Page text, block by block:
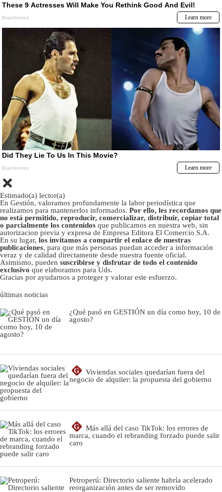
Estimado(a) lector(a)
En Gestión, valoramos profundamente la labor periodística que
realizamos para mantenerlos informados. Por ello, les recordamos que
no está permitido, reproducir, comercializar, distribuir, copiar total
o parcialmente los contenidos que publicamos en nuestra web, sin
autorizacion previa y expresa de Empresa Editora El Comercio S.A.
En su lugar, los invitamos a compartir el enlace de nuestras
publicaciones, para que más personas puedan acceder a información
veraz y de calidad directamente desde nuestra fuente oficial.
Asimismo, pueden suscribirse y disfrutar de todo el contenido
exclusivo que elaboramos para Uds.
Gracias por ayudarnos a proteger y valorar este esfuerzo.
últimas noticias
¿Qué pasó en GESTIÓN un día como hoy, 10 de
agosto?
G
Viviendas sociales quedarían fuera del
negocio de alquiler: la propuesta del gobierno
G
Más allá del caso TikTok: los errores de
marca, cuando el rebranding forzado puede salir
caro
Petroperú: Directorio saliente habría acelerado
reorganización antes de ser removido